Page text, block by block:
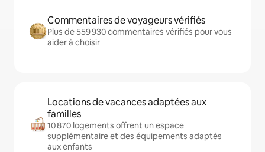
Commentaires de voyageurs vérifiés
Plus de 559 930 commentaires vérifiés pour vous
aider à choisir
Locations de vacances adaptées aux
familles
10 870 logements offrent un espace
supplémentaire et des équipements adaptés
aux enfants